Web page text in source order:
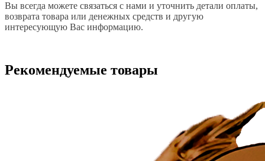
Вы всегда можете связаться с нами и уточнить детали оплаты,
возврата товара или денежных средств и другую
интересующую Вас информацию.
Рекомендуемые товары